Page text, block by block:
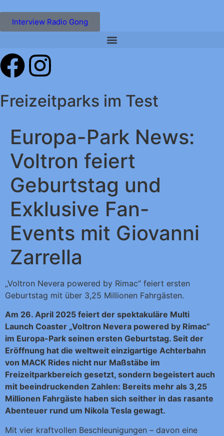
Interview Radio Gong
Freizeitparks im Test
Europa-Park News:
Voltron feiert
Geburtstag und
Exklusive Fan-
Events mit Giovanni
Zarrella
„Voltron Nevera powered by Rimac“ feiert ersten
Geburtstag mit über 3,25 Millionen Fahrgästen.
Am 26. April 2025 feiert der spektakuläre Multi
Launch Coaster „Voltron Nevera powered by Rimac“
im Europa-Park seinen ersten Geburtstag. Seit der
Eröffnung hat die weltweit einzigartige Achterbahn
von MACK Rides nicht nur Maßstäbe im
Freizeitparkbereich gesetzt, sondern begeistert auch
mit beeindruckenden Zahlen: Bereits mehr als 3,25
Millionen Fahrgäste haben sich seither in das rasante
Abenteuer rund um Nikola Tesla gewagt.
Mit vier kraftvollen Beschleunigungen – davon eine